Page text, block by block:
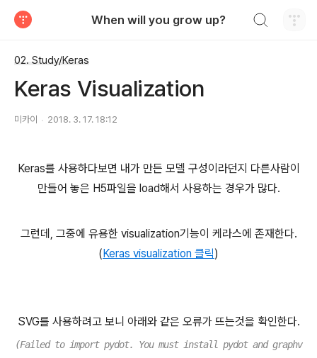
When will you grow up?
02. Study/Keras
Keras Visualization
미카이 2018. 3. 17. 18:12
Keras를 사용하다보면 내가 만든 모델 구성이라던지 다른사람이
만들어 놓은 H5파일을 load해서 사용하는 경우가 많다.
그런데, 그중에 유용한 visualization기능이 케라스에 존재한다.
(Keras visualization 클릭)
SVG를 사용하려고 보니 아래와 같은 오류가 뜨는것을 확인한다.
(Failed to import pydot. You must install pydot and graphv